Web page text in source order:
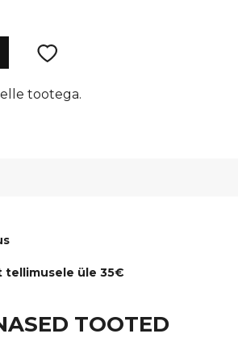
tootega.
tellimusele üle 35€
TOOTED